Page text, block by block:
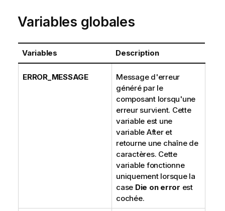
Variables globales
Variables Description
ERROR_MESSAGE
Message d'erreur
généré par le
composant lorsqu'une
erreur survient. Cette
variable est une
variable After et
retourne une chaîne de
caractères. Cette
variable fonctionne
uniquement lorsque la
case Die on error est
cochée.